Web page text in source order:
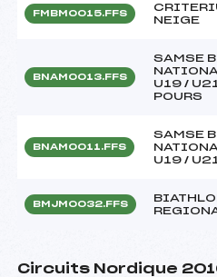
FMBM0015.FFS
NEIGE
BNAM0013.FFS
SAMSE
U19 /
POURS
BNAM0011.FFS
SAMSE
U19 /
BMJM0032.FFS
Circuits Nordique